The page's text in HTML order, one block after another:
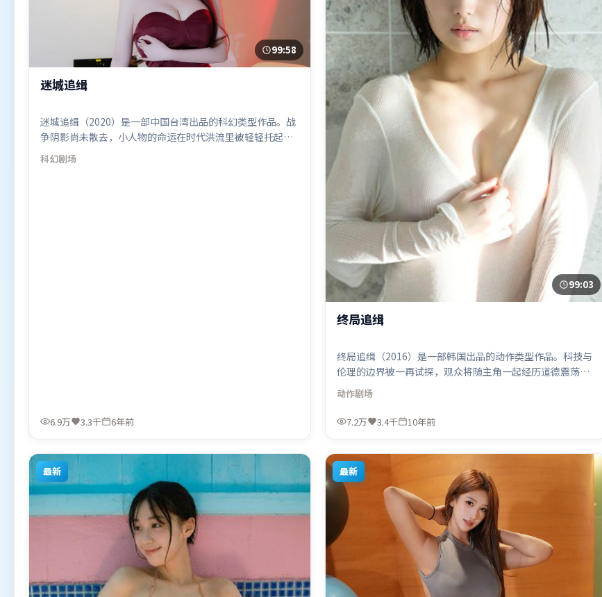
99:58
迷城追缉
迷城追缉（2020）是一部中国台湾出品的科幻类型作品。战
争阴影尚未散去，小人物的命运在时代洪流里被轻轻托起又
放下。类型元素被重新组合，既致敬经典也尝试突破套路。
由管虎执导，黄政民、刘德华、赵丽颖，章子怡等联袂出
科幻剧场
6.9万 3.3千 6年前
99:03
终局追缉
终局追缉（2016）是一部韩国出品的动作类型作品。科技与
伦理的边界被一再试探，观众将随主角一起经历道德震荡。
摄影与美术共同营造出强烈地域气质，增强沉浸感。由毕赣
执导，宋康昊、黄渤、张家辉，阿米尔·汗、周迅等联袂出
演。影片于2016年1月9日（韩国）在部分地区首映上线，适
动作剧场
7.2万 3.4千 10年前
最新 最新